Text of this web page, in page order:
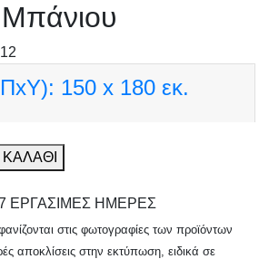
150 x 180 εκ.
ΕΡΓΑΣΙΜΕΣ ΗΜΕΡΕΣ
στις φωτογραφίες των προϊόντων
αποκλίσεις στην εκτύπωση, ειδικά σε